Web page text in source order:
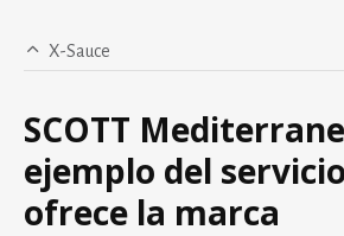
X-Sauce
SCOTT
ejemplo del
ofrece la marca